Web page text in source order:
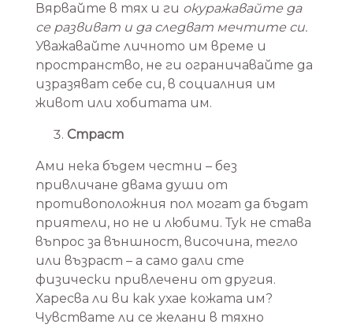
Вярвайте в тях и ги окуражавайте да
се развиват и да следват мечтите си.
Уважавайте личното им време и
пространство, не ги ограничавайте да
изразяват себе си, в социалния им
живот или хобитата им.
Страст
Ами нека бъдем честни – без
привличане двама души от
противоположния пол могат да бъдат
приятели, но не и любими. Тук не става
въпрос за външност, височина, тегло
или възраст – а само дали сте
физически привлечени от другия.
Харесва ли ви как ухае кожата им?
Чувствате ли се желани в тяхно